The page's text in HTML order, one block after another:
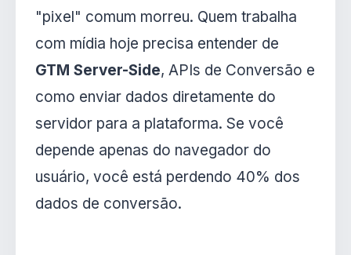
"pixel" comum morreu. Quem trabalha
com mídia hoje precisa entender de
GTM Server-Side, APIs de Conversão e
como enviar dados diretamente do
servidor para a plataforma. Se você
depende apenas do navegador do
usuário, você está perdendo 40% dos
dados de conversão.